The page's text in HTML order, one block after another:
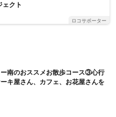
ェクト
ロコサポーター
南のおススメお散歩コース③心行
キ屋さん、カフェ、お花屋さんを